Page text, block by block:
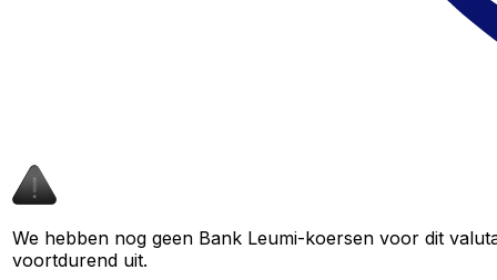
We hebben nog geen Bank Leumi-koersen voor dit
voortdurend uit.